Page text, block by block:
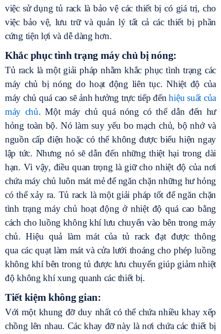
việc sử dụng tủ rack là bảo vệ các thiết bị có giá trị, cho
việc bảo vệ, lưu trữ và quản lý tất cả các thiết bị phần
cứng tiện lợi và dễ dàng hơn.
Khắc phục tình trạng máy chủ bị nóng:
Tủ rack là một giải pháp nhằm khắc phục tình trạng các
máy chủ bị nóng do hoạt động liên tục. Nhiệt độ của
máy chủ quá cao sẽ ảnh hưởng trực tiếp đếnhiệu suất của
máy chủ. Một máy chủ quá nóng có thể dẫn đến hư
hỏng toàn bộ. Nó làm suy yếu bo mạch chủ, bộ nhớ và
nguồn cấp điện hoặc có thể không được biểu hiện ngay
lập tức. Nhưng nó sẽ dẫn đến những thiệt hại trong dài
hạn. Vì vậy, điều quan trọng là giữ cho nhiệt độ của nơi
chứa máy chủ luôn mát mẻ để ngăn chặn những hư hỏng
có thể xảy ra. Tủ rack là một giải pháp tốt để ngăn chặn
tình trạng máy chủ hoạt động ở nhiệt độ quá cao bằng
cách cho luồng không khí lưu chuyển vào bên trong máy
chủ. Hiệu quả làm mát của tủ rack đạt được thông
qua các quạt làm mát và cửa lưới thoáng cho phép luồng
không khí bên trong tủ được lưu chuyển giúp giảm nhiệt
độ không khí xung quanh các thiết bị.
Tiết kiệm không gian:
Với một khung đỡ duy nhất có thể chứa nhiều khay xếp
chồng lên nhau. Các khay đỡ này là nơi chứa các thiết bị